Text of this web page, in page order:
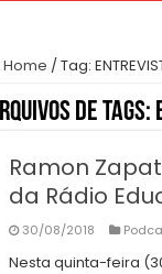
Home /Tag:
de Tags:
Ramon
da Rádio
30/08/2018
Nesta quinta-feira